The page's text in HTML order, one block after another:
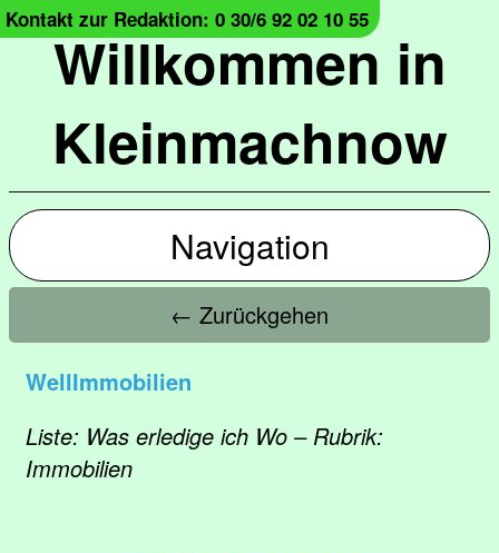
Willkommen in
Kleinmachnow
Kontakt zur Redaktion: 0 30/6 92 02 10 55
Navigation
← Zurückgehen
WellImmobilien
Liste: Was erledige ich Wo – Rubrik:
Immobilien